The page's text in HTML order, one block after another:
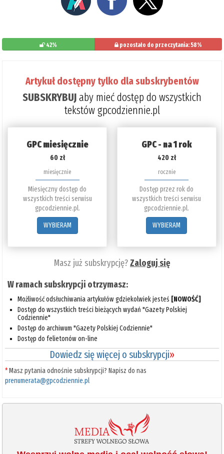
42% pozostało do przeczytania: 58%
Artykuł dostępny tylko dla subskrybentów
SUBSKRYBUJaby mieć dostęp do wszystkich
tekstów gpcodziennie.pl
GPC miesięcznie
60 zł
miesięcznie
Miesięczny dostęp do
wszystkich treści serwisu
gpcodziennie.pl.
WYBIERAM
GPC - na 1 rok
420 zł
rocznie
Dostęp przez rok do
wszystkich treści serwisu
gpcodziennie.pl.
WYBIERAM
Masz już subskrypcję?Zaloguj się
W ramach subskrypcji otrzymasz:
Możliwość odsłuchiwania artykułów gdziekolwiek jesteś [NOWOŚĆ]
Dostęp do wszystkich treści bieżących wydań "Gazety Polskiej
Codziennie"
Dostęp do archiwum "Gazety Polskiej Codziennie"
Dostęp do felietonów on-line
Dowiedz się więcej o subskrypcji»
*Masz pytania odnośnie subskrypcji? Napisz do nas
prenumerata@gpcodziennie.pl